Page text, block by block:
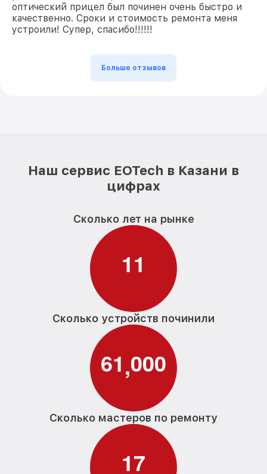
оптический прицел был починен очень быстро и
качественно. Сроки и стоимость ремонта меня
устроили! Супер, спасибо!!!!!!
Больше отзывов
Наш сервис EOTech в Казани в
цифрах
Сколько лет на рынке
11
Сколько устройств починили
61,000
Сколько мастеров по ремонту
17